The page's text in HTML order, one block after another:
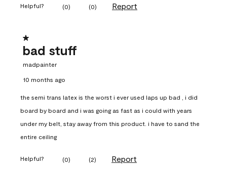
Helpful? (0) (0) Report
1 out of 5 stars.
bad stuff
madpainter
10 months ago
the semi trans latex is the worst i ever used laps up bad , i did
board by board and i was going as fast as i could with years
under my belt, stay away from this product. i have to sand the
entire ceiling
Helpful? (0) (2) Report